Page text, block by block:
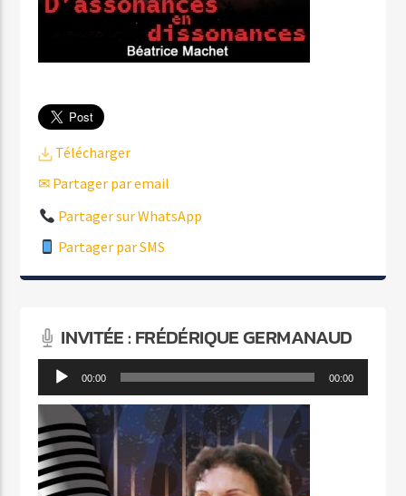
Télécharger
✉ Partager par email
Partager sur WhatsApp
Partager par SMS
INVITÉE : FRÉDÉRIQUE GERMANAUD
Lecteur 00:00 00:00